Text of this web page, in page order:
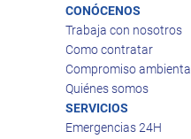
CONÓCENOS
Trabaja con nosotros
Como contratar
Compromiso ambiental
Quiénes somos
SERVICIOS
Emergencias 24H